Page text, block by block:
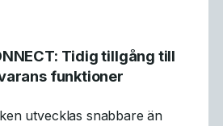
ABOUT
Tidig tillgång till
funktioner
utvecklas snabbare än